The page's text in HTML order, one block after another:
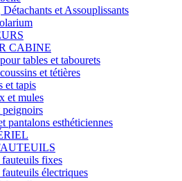
Détachants et Assouplissants
CABINE
tables et tabourets
et tétières
et tapis
et mules
peignoirs
pantalons esthéticiennes
fauteuils fixes
fauteuils électriques